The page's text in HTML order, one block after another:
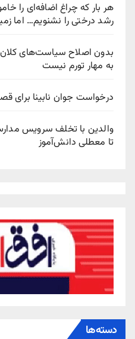
هر بار که چراغ اضافه‌ای را
رشد درختی را نشنویم… اما
بدون اصلاح سیاست‌های کلان،
به مهار تورم نیست
درخواست جوان نابینا
والدین با تخلف سرویس
تا معطلی دانش‌آموز
دسته‌ها